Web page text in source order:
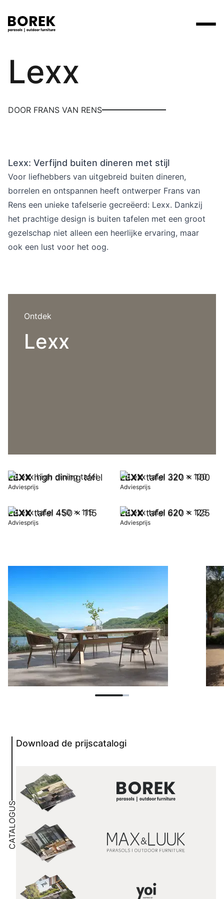
Producten
Parasols
Stoelen
Ligbedden
Overig
Deals
Collecties
Merken
Yoi
VerkooppuntenVerkooppunten zoeken
Designers
Prijscatalogi
Flagship stores
Events
Zoek
Borek
Lexx
DOOR FRANS VAN RENS
Lexx: Verfijnd buiten dineren met stijl
Voor liefhebbers van uitgebreid buiten dineren,
borrelen en ontspannen heeft ontwerper Frans van
Rens een unieke tafelserie gecreëerd: Lexx. Dankzij
het prachtige design is buiten tafelen met een groot
gezelschap niet alleen een heerlijke ervaring, maar
ook een lust voor het oog.
Ontdek
Lexx
LEXXhigh dining tafel
Adviesprijs
LEXXtafel 320 x 100
Adviesprijs
LEXXtafel 450 x 115
Adviesprijs
LEXXtafel 620 x 125
Adviesprijs
CATALOGUS
Download de prijscatalogi